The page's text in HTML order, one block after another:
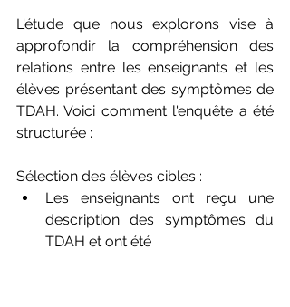
L'étude que nous explorons vise à
approfondir la compréhension des
relations entre les enseignants et les
élèves présentant des symptômes de
TDAH. Voici comment l'enquête a été
structurée :
Sélection des élèves cibles :
Les enseignants ont reçu une
description des symptômes du
TDAH et ont été